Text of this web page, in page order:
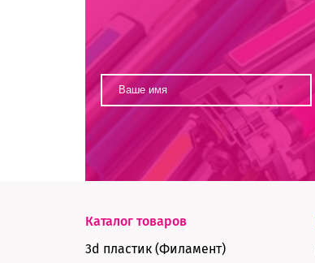
Каталог товаров
3d пластик (Филамент)